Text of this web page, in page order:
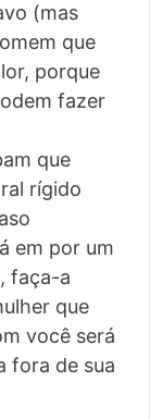
(mas
que
porque
fazer
que
rígido
em por um
faça-a
que
você será
fora de sua